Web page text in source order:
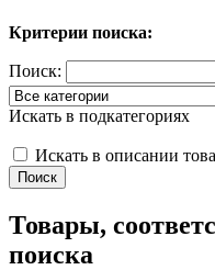
Критерии поиска:
Поиск:
Искать в подкатегориях
Искать в описании
Товары,
поиска